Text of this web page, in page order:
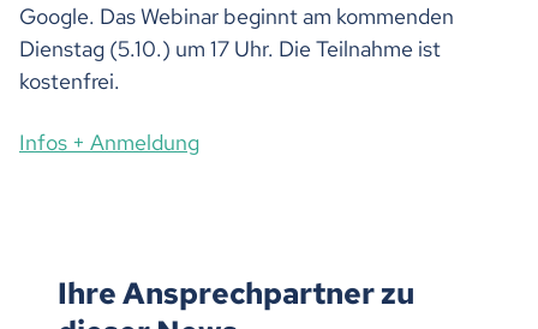
Google. Das Webinar beginnt am kommenden
Dienstag (5.10.) um 17 Uhr. Die Teilnahme ist
kostenfrei.
Infos + Anmeldung
Ihre Ansprechpartner zu